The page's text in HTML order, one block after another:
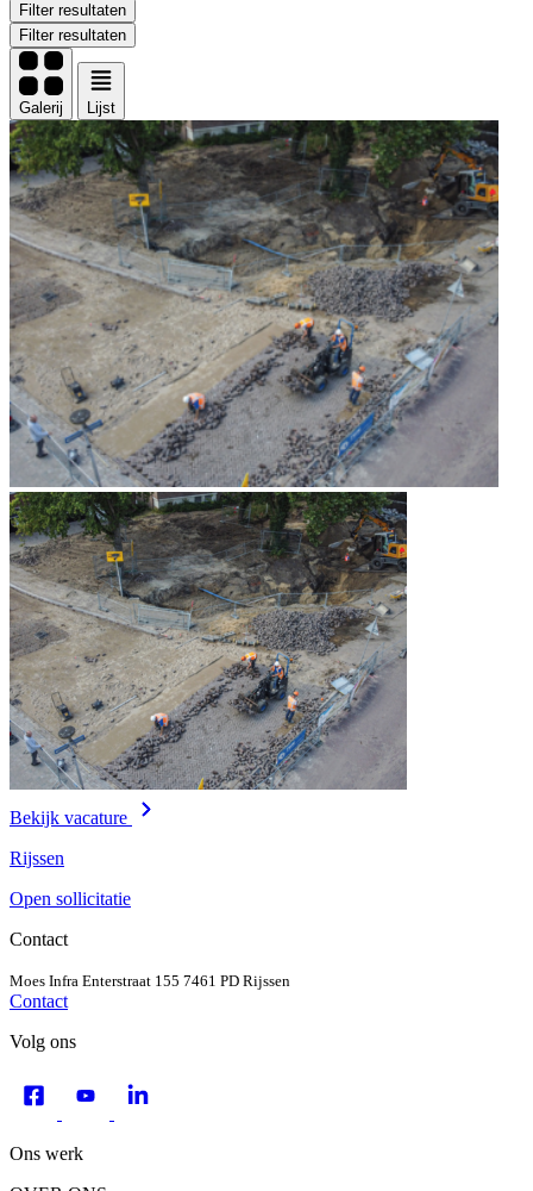
Filter resultaten
Filter resultaten
Galerij Lijst
Bekijk vacature
Rijssen
Open sollicitatie
Contact
Moes Infra Enterstraat 155 7461 PD Rijssen
Contact
Volg ons
Ons werk